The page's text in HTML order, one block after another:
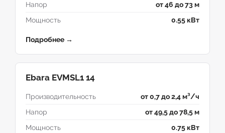
Напор
от 46 до 73 м
Мощность
0.55 кВт
Подробнее →
Ebara EVMSL1 14
Производительность
от 0,7 до 2,4 м³/ч
Напор
от 49,5 до 78,5 м
Мощность
0.75 кВт